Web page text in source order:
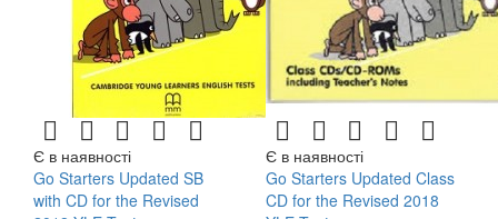
Є в наявності
Go Starters Updated SB
with CD for the Revised
Є в наявності
Go Starters Updated Class
CD for the Revised 2018